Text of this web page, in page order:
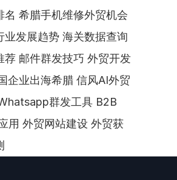
名 希腊手机维修外贸机会
业发展趋势 海关数据查询
荐 邮件群发技巧 外贸开发
企业出海希腊 信风AI外贸
群发工具 B2B
用 外贸网站建设 外贸获